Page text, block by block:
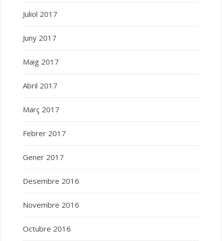
Juliol 2017
Juny 2017
Maig 2017
Abril 2017
Març 2017
Febrer 2017
Gener 2017
Desembre 2016
Novembre 2016
Octubre 2016